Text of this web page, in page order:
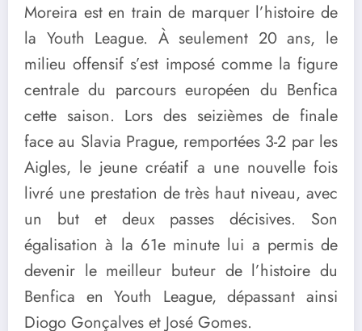
Moreira est en train de marquer l’histoire de
la Youth League. À seulement 20 ans, le
milieu offensif s’est imposé comme la figure
centrale du parcours européen du Benfica
cette saison. Lors des seizièmes de finale
face au Slavia Prague, remportées 3-2 par les
Aigles, le jeune créatif a une nouvelle fois
livré une prestation de très haut niveau, avec
un but et deux passes décisives. Son
égalisation à la 61e minute lui a permis de
devenir le meilleur buteur de l’histoire du
Benfica en Youth League, dépassant ainsi
Diogo Gonçalves et José Gomes.